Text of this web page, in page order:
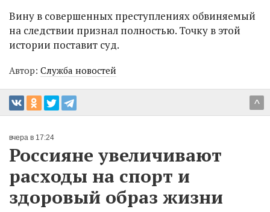
Вину в совершенных преступлениях обвиняемый
на следствии признал полностью. Точку в этой
истории поставит суд.
Автор: Служба новостей
^
вчера в 17:24
Россияне увеличивают
расходы на спорт и
здоровый образ жизни